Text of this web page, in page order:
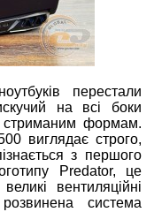
перестали
на всі боки
стриманим формам.
виглядає строго,
з першого
Predator, це
вентиляційні
система